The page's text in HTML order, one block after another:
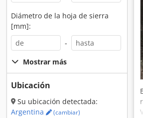
Diámetro de la hoja de sierra
[mm]:
-
Mostrar más
Ubicación
Su ubicación detectada:
Argentina
(cambiar)